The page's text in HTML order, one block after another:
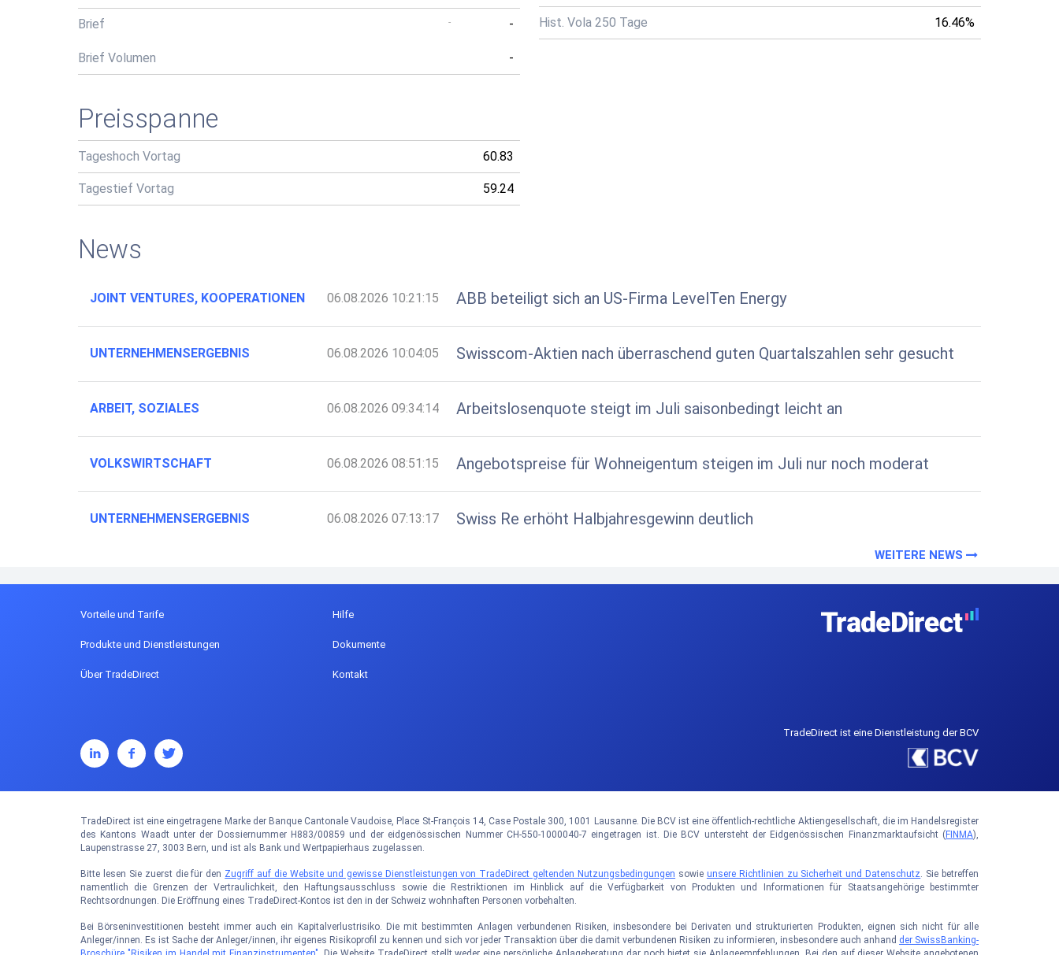
Brief - -
Brief Volumen -
Hist. Vola 250 Tage 16.46%
Preisspanne
Tageshoch Vortag 60.83
Tagestief Vortag 59.24
News
JOINT VENTURES, KOOPERATIONEN 06.08.2026 10:21:15 ABB beteiligt sich an US-Firma LevelTen Energy
UNTERNEHMENSERGEBNIS 06.08.2026 10:04:05 Swisscom-Aktien nach überraschend guten Quartalszahlen sehr gesucht
ARBEIT, SOZIALES 06.08.2026 09:34:14 Arbeitslosenquote steigt im Juli saisonbedingt leicht an
VOLKSWIRTSCHAFT 06.08.2026 08:51:15 Angebotspreise für Wohneigentum steigen im Juli nur noch moderat
UNTERNEHMENSERGEBNIS 06.08.2026 07:13:17 Swiss Re erhöht Halbjahresgewinn deutlich
WEITERE NEWS
Vorteile und Tarife
Produkte und Dienstleistungen
Über TradeDirect
Hilfe
Dokumente
Kontakt
TradeDirect ist eine Dienstleistung der BCV
TradeDirect ist eine eingetragene Marke der Banque Cantonale Vaudoise, Place St-François 14, Case Postale 300, 1001 Lausanne. Die BCV ist eine öffentlich-rechtliche Aktiengesellschaft, die im Handelsregister
des Kantons Waadt unter der Dossiernummer H883/00859 und der eidgenössischen Nummer CH-550-1000040-7 eingetragen ist. Die BCV untersteht der Eidgenössischen Finanzmarktaufsicht (FINMA),
Laupenstrasse 27, 3003 Bern, und ist als Bank und Wertpapierhaus zugelassen.
Bitte lesen Sie zuerst die für den Zugriff auf die Website und gewisse Dienstleistungen von TradeDirect geltenden Nutzungsbedingungen sowie unsere Richtlinien zu Sicherheit und Datenschutz. Sie betreffen
namentlich die Grenzen der Vertraulichkeit, den Haftungsausschluss sowie die Restriktionen im Hinblick auf die Verfügbarkeit von Produkten und Informationen für Staatsangehörige bestimmter
Rechtsordnungen. Die Eröffnung eines TradeDirect-Kontos ist den in der Schweiz wohnhaften Personen vorbehalten.
Bei Börseninvestitionen besteht immer auch ein Kapitalverlustrisiko. Die mit bestimmten Anlagen verbundenen Risiken, insbesondere bei Derivaten und strukturierten Produkten, eignen sich nicht für alle
Anleger/innen. Es ist Sache der Anleger/innen, ihr eigenes Risikoprofil zu kennen und sich vor jeder Transaktion über die damit verbundenen Risiken zu informieren, insbesondere auch anhand der SwissBanking-